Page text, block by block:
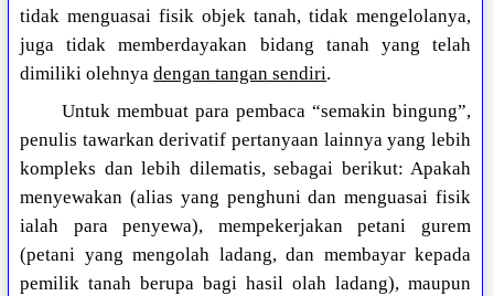
tidak menguasai fisik objek tanah, tidak mengelolanya,
juga tidak memberdayakan bidang tanah yang telah
dimiliki olehnyadengan tangan sendiri.
Untuk membuat para pembaca “semakin bingung”,
penulis tawarkan derivatif pertanyaan lainnya yang lebih
kompleks dan lebih dilematis, sebagai berikut: Apakah
menyewakan (alias yang penghuni dan menguasai fisik
ialah para penyewa), mempekerjakan petani gurem
(petani yang mengolah ladang, dan membayar kepada
pemilik tanah berupa bagi hasil olah ladang), maupun